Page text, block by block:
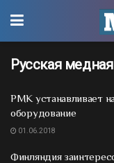
Русская
РМК устанавливает
оборудование
01.06.2018
Финляндия